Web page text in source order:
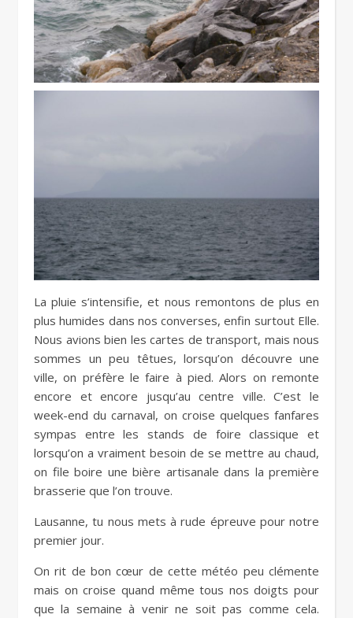
La pluie s’intensifie, et nous remontons de plus en
plus humides dans nos converses, enfin surtout Elle.
Nous avions bien les cartes de transport, mais nous
sommes un peu têtues, lorsqu’on découvre une
ville, on préfère le faire à pied. Alors on remonte
encore et encore jusqu’au centre ville. C’est le
week-end du carnaval, on croise quelques fanfares
sympas entre les stands de foire classique et
lorsqu’on a vraiment besoin de se mettre au chaud,
on file boire une bière artisanale dans la première
brasserie que l’on trouve.
Lausanne, tu nous mets à rude épreuve pour notre
premier jour.
On rit de bon cœur de cette météo peu clémente
mais on croise quand même tous nos doigts pour
que la semaine à venir ne soit pas comme cela.